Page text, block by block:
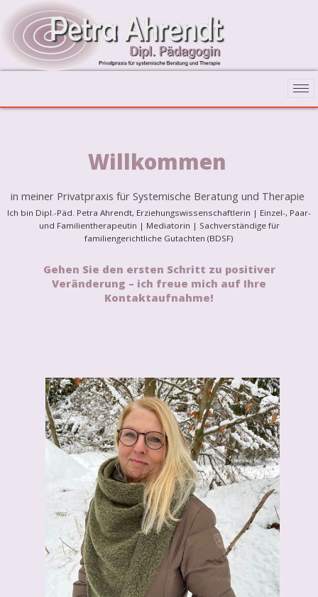
Willkommen
in meiner Privatpraxis für Systemische Beratung und Therapie
Ich bin Dipl.-Päd. Petra Ahrendt, Erziehungswissenschaftlerin | Einzel-, Paar-
und Familientherapeutin | Mediatorin | Sachverständige für
familiengerichtliche Gutachten (BDSF)
Gehen Sie den ersten Schritt zu positiver
Veränderung – ich freue mich auf Ihre
Kontaktaufnahme!